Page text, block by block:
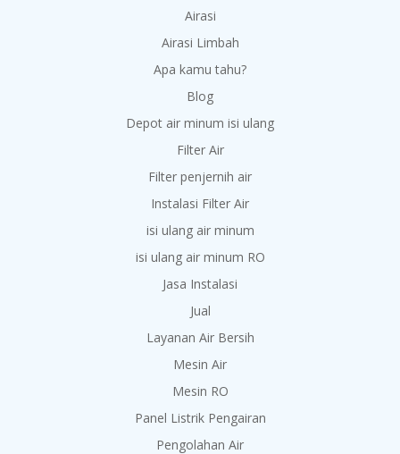
Airasi
Airasi Limbah
Apa kamu tahu?
Blog
Depot air minum isi ulang
Filter Air
Filter penjernih air
Instalasi Filter Air
isi ulang air minum
isi ulang air minum RO
Jasa Instalasi
Jual
Layanan Air Bersih
Mesin Air
Mesin RO
Panel Listrik Pengairan
Pengolahan Air